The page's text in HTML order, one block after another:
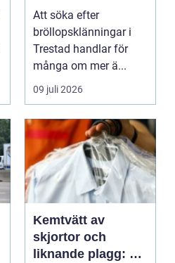
passform inför den
stora dagen
Att söka efter
bröllopsklänningar i
Trestad handlar för
många om mer ä...
09 juli 2026
Kemtvätt av
skjortor och
liknande plagg: Så